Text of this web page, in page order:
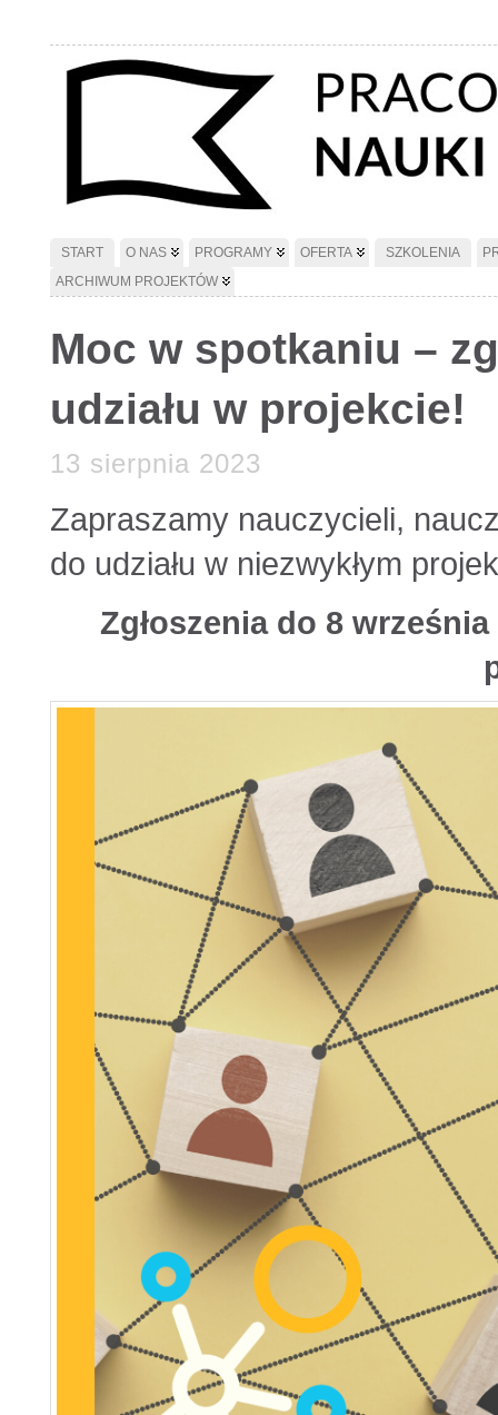
START O NAS PROGRAMY OFERTA SZKOLENIA
ARCHIWUM PROJEKTÓW
Moc w spotkaniu –
udziału w projekcie!
13 sierpnia 2023
Zapraszamy nauczycieli,
do udziału w niezwykłym
Zgłoszenia do 8